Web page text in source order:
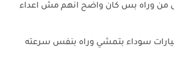
من وراه بس كان واضح انهم مش اعداء
سوداء بتمشي وراه بنفس سرعته